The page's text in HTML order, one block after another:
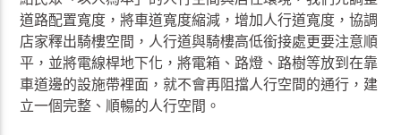
道路配置寬度，將車道寬度縮減，增加人行道寬度，協調
店家釋出騎樓空間，人行道與騎樓高低銜接處更要注意順
平，並將電線桿地下化，將電箱、路燈、路樹等放到在靠
車道邊的設施帶裡面，就不會再阻擋人行空間的通行，建
立一個完整、順暢的人行空間。